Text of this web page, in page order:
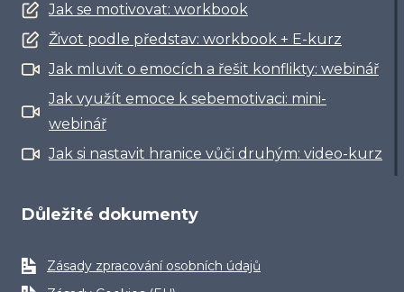
Jak se motivovat: workbook
Život podle představ: workbook + E-kurz
Jak mluvit o emocích a řešit konflikty: webinář
Jak využít emoce k sebemotivaci: mini-
webinář
Jak si nastavit hranice vůči druhým: video-kurz
Důležité dokumenty
Zásady zpracování osobních údajů